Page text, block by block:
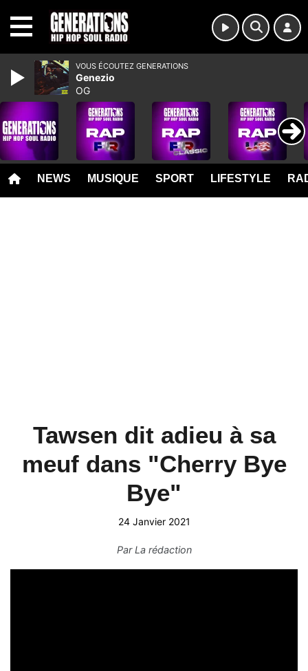
NEWS MUSIQUE SPORT LIFESTYLE
Tawsen dit adieu à sa
meuf dans "Cherry Bye
Bye"
24 Janvier 2021
ParLa rédaction
VOUS ÉCOUTEZ GENERATIONS
Genezio
OG